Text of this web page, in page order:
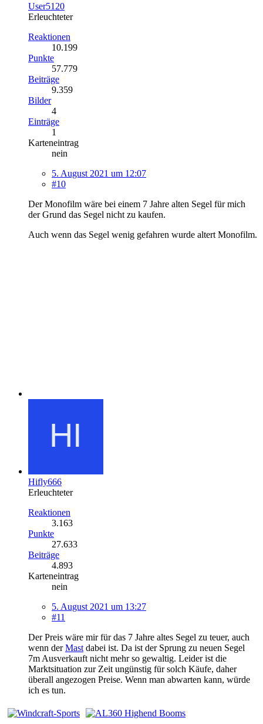
User5120
Erleuchteter
Reaktionen
10.199
Punkte
57.779
Beiträge
9.359
Bilder
4
Einträge
1
Karteneintrag
nein
5. August 2021 um 12:07
#10
Der Monofilm wäre bei einem 7 Jahre alten Segel für mich
der Grund das Segel nicht zu kaufen.
Auch wenn das Segel wenig gefahren wurde altert Monofilm.
Hifly666
Erleuchteter
Reaktionen
3.163
Punkte
27.633
Beiträge
4.893
Karteneintrag
nein
5. August 2021 um 13:27
#11
Der Preis wäre mir für das 7 Jahre altes Segel zu teuer, auch
wenn derMast dabei ist. Da ist der Sprung zu neuen Segel
7m Ausverkauft nicht mehr so gewaltig. Leider ist die
Marktsituation zur Zeit ungünstig für solch Käufe, daher
überall angezogen Preise. Wenn man abwarten kann, würde
ich es tun.